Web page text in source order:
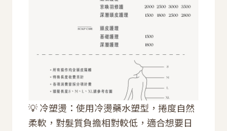
💡 冷塑燙：使用冷燙藥水塑型，捲度自然
柔軟，對髮質負擔相對較低，適合想要日